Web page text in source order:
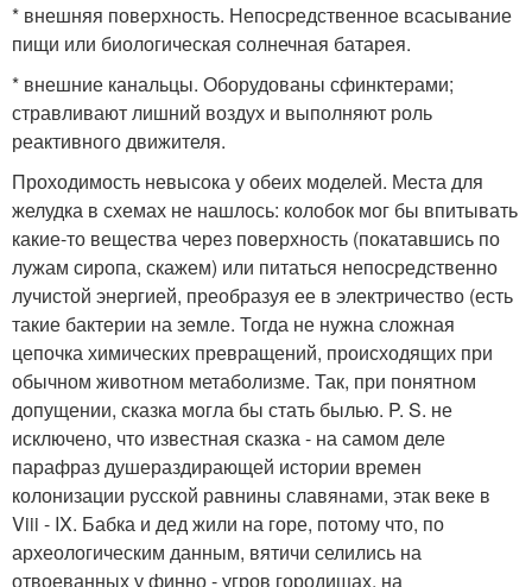
* внешняя поверхность. Непосредственное всасывание
пищи или биологическая солнечная батарея.
* внешние канальцы. Оборудованы сфинктерами;
стравливают лишний воздух и выполняют роль
реактивного движителя.
Проходимость невысока у обеих моделей. Места для
желудка в схемах не нашлось: колобок мог бы впитывать
какие-то вещества через поверхность (покатавшись по
лужам сиропа, скажем) или питаться непосредственно
лучистой энергией, преобразуя ее в электричество (есть
такие бактерии на земле. Тогда не нужна сложная
цепочка химических превращений, происходящих при
обычном животном метаболизме. Так, при понятном
допущении, сказка могла бы стать былью. P. S. не
исключено, что известная сказка - на самом деле
парафраз душераздирающей истории времен
колонизации русской равнины славянами, этак веке в
Viii - IX. Бабка и дед жили на горе, потому что, по
археологическим данным, вятичи селились на
отвоеванных у финно - угров городищах, на